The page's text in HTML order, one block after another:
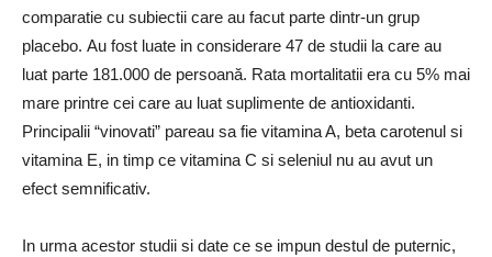
comparatie cu subiectii care au facut parte dintr-un grup
placebo. Au fost luate in considerare 47 de studii la care au
luat parte 181.000 de persoană. Rata mortalitatii era cu 5% mai
mare printre cei care au luat suplimente de antioxidanti.
Principalii “vinovati” pareau sa fie vitamina A, beta carotenul si
vitamina E, in timp ce vitamina C si seleniul nu au avut un
efect semnificativ.
In urma acestor studii si date ce se impun destul de puternic,